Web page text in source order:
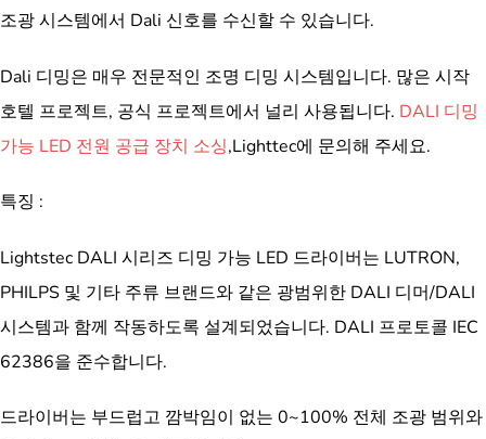
조광 시스템에서 Dali 신호를 수신할 수 있습니다.
Dali 디밍은 매우 전문적인 조명 디밍 시스템입니다. 많은 시작
호텔 프로젝트, 공식 프로젝트에서 널리 사용됩니다. DALI 디밍
가능 LED 전원 공급 장치 소싱,Lighttec에 문의해 주세요.
특징 :
Lightstec DALI 시리즈 디밍 가능 LED 드라이버는 LUTRON,
PHILPS 및 기타 주류 브랜드와 같은 광범위한 DALI 디머/DALI
시스템과 함께 작동하도록 설계되었습니다. DALI 프로토콜 IEC
62386을 준수합니다.
드라이버는 부드럽고 깜박임이 없는 0~100% 전체 조광 범위와